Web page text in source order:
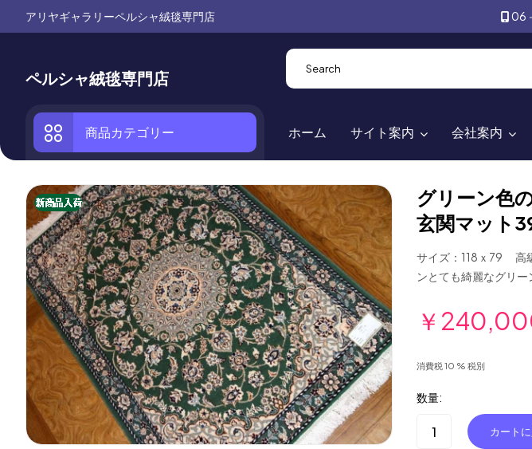
アリヤギャラリーペルシャ絨毯専門店 06
ペルシャ絨毯専門店
商品カテゴリー ホーム サイト案内 会社案内
グリーン色
玄関マット
サイズ：118ｘ79 高
ンとても綺麗なグリ
￥
消費税 10 % 税別
数量: